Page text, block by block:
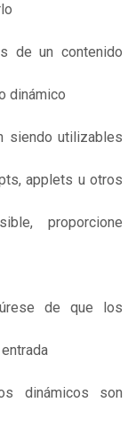
de un contenido
dinámico
siendo utilizables
applets u otros
proporcione
de que los
dinámicos son